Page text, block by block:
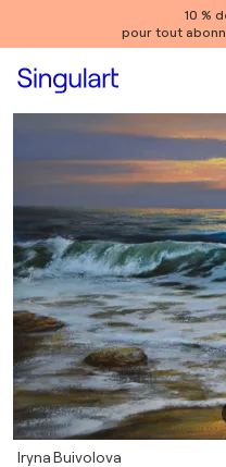
10 %
pour tout
Iryna Buivolova